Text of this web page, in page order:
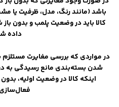
باشد (مانند رنگ، مدل، ظرفیت یا
کالا باید در وضعیت پلمب و بدون
داده
در مواردی که بررسی مغایرت مستلزم
شدن بسته‌بندی مانع رسیدگی به
اینکه کالا در وضعیت اولیه،